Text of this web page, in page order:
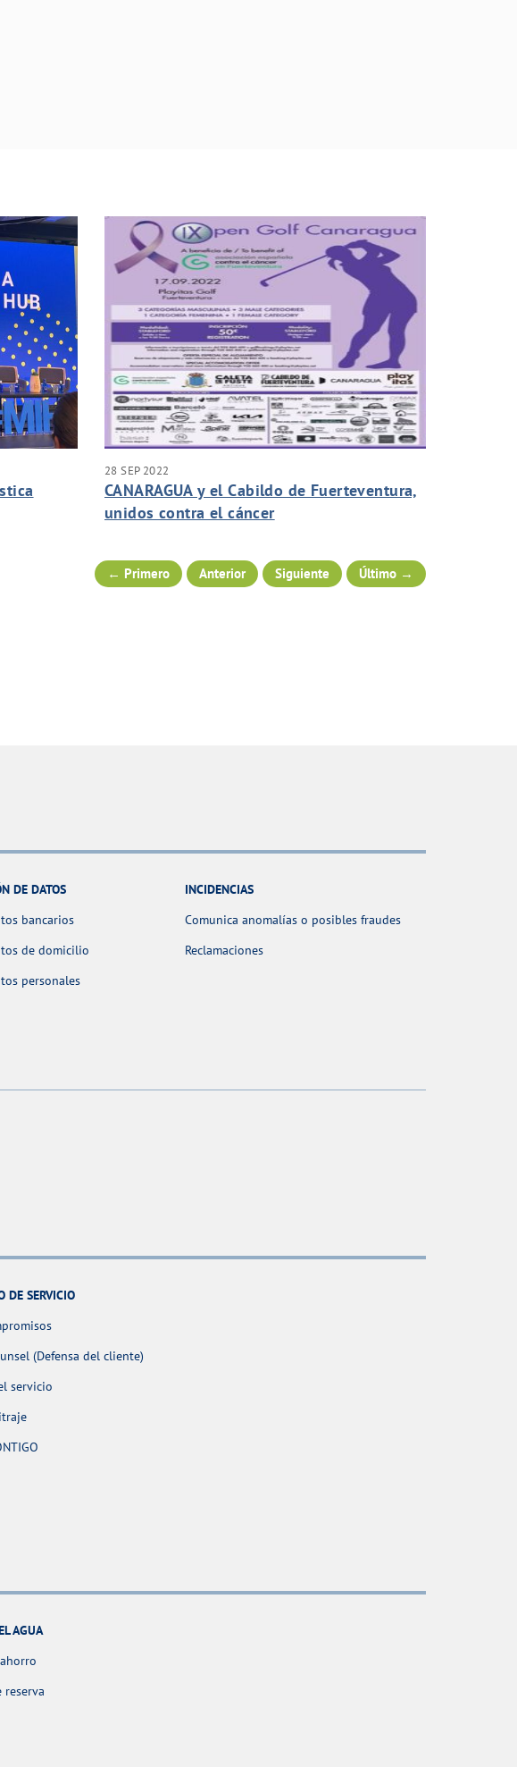
28 SEP 2022
CANARAGUA y el Cabildo de Fuerteventura,
unidos contra el cáncer
← Primero Anterior Siguiente Último →
DE DATOS
bancarios
de domicilio
personales
INCIDENCIAS
Comunica anomalías o posibles fraudes
Reclamaciones
DE SERVICIO
(Defensa del cliente)
servicio
AGUA
reserva